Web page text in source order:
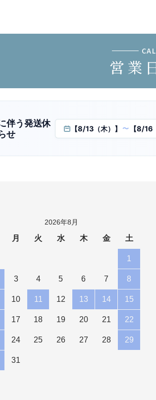
営業
伴う発送休
せ
【8/13（木）】 〜 【8/16
2026年8月
月 火 水 木 金 土
1
3 4 5 6 7 8
10 11 12 13 14 15
17 18 19 20 21 22
24 25 26 27 28 29
31